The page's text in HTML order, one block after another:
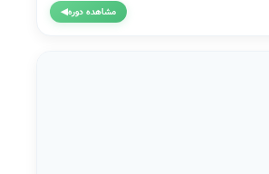
مشاهده دوره◀